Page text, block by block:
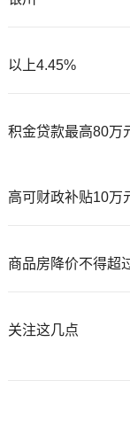
以上4.45%
积金贷款最高80万
高可财政补贴10万
商品房降价不得超
关注这几点